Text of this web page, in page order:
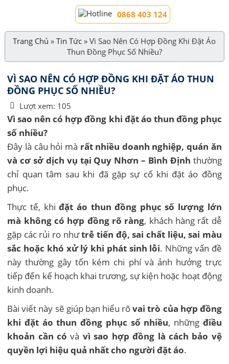
0868 403 124
Trang Chủ »Tin Tức »Vì Sao Nên Có Hợp Đồng Khi Đặt Áo
Thun Đồng Phục Số Nhiều?
VÌ SAO NÊN CÓ HỢP ĐỒNG KHI ĐẶT ÁO THUN
ĐỒNG PHỤC SỐ NHIỀU?
Lượt xem: 105
Vì sao nên có hợp đồng khi đặt áo thun đồng phục
số nhiều?
Đây là câu hỏi mà rất nhiều doanh nghiệp, quán ăn
và cơ sở dịch vụ tại Quy Nhơn – Bình Định thường
chỉ quan tâm sau khi đã gặp sự cố khi đặt áo đồng
phục.
Thực tế, khiđặt áo thun đồng phục số lượng lớn
mà không có hợp đồng rõ ràng, khách hàng rất dễ
gặp các rủi ro nhưtrễ tiến độ, sai chất liệu, sai màu
sắc hoặc khó xử lý khi phát sinh lỗi. Những vấn đề
này thường gây tốn kém chi phí và ảnh hưởng trực
tiếp đến kế hoạch khai trương, sự kiện hoặc hoạt động
kinh doanh.
Bài viết này sẽ giúp bạn hiểu rõvai trò của hợp đồng
khi đặt áo thun đồng phục số nhiều, những điều
khoản cần có và vì sao hợp đồng là cách bảo vệ
quyền lợi hiệu quả nhất cho người đặt áo.